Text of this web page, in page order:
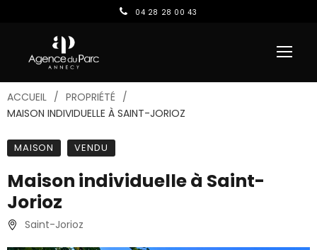
04 28 28 00 43
ACCUEIL
PROPRIÉTÉ
MAISON INDIVIDUELLE À SAINT-JORIOZ
MAISON VENDU
Maison individuelle à Saint-
Jorioz
Saint-Jorioz